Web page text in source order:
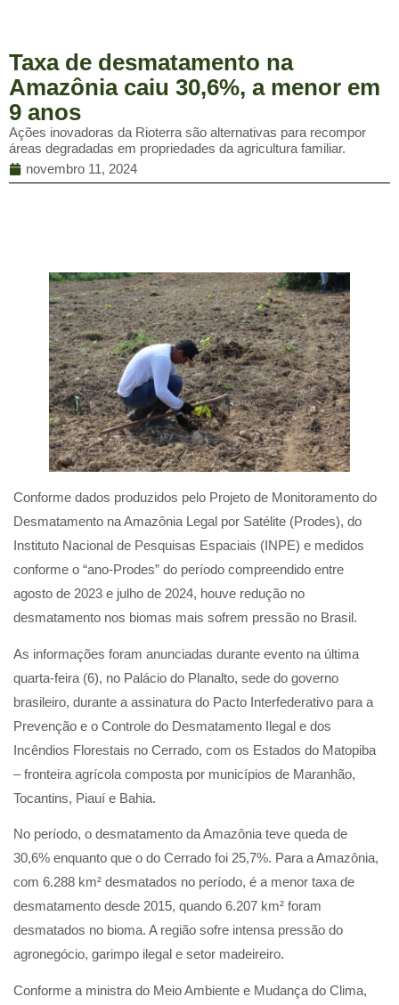
Taxa de desmatamento na
Amazônia caiu 30,6%, a menor em
9 anos
Ações inovadoras da Rioterra são alternativas para recompor
áreas degradadas em propriedades da agricultura familiar.
novembro 11, 2024
Conforme dados produzidos pelo Projeto de Monitoramento do
Desmatamento na Amazônia Legal por Satélite (Prodes), do
Instituto Nacional de Pesquisas Espaciais (INPE) e medidos
conforme o “ano-Prodes” do período compreendido entre
agosto de 2023 e julho de 2024, houve redução no
desmatamento nos biomas mais sofrem pressão no Brasil.
As informações foram anunciadas durante evento na última
quarta-feira (6), no Palácio do Planalto, sede do governo
brasileiro, durante a assinatura do Pacto Interfederativo para a
Prevenção e o Controle do Desmatamento Ilegal e dos
Incêndios Florestais no Cerrado, com os Estados do Matopiba
‒ fronteira agrícola composta por municípios de Maranhão,
Tocantins, Piauí e Bahia.
No período, o desmatamento da Amazônia teve queda de
30,6% enquanto que o do Cerrado foi 25,7%. Para a Amazônia,
com 6.288 km² desmatados no período, é a menor taxa de
desmatamento desde 2015, quando 6.207 km² foram
desmatados no bioma. A região sofre intensa pressão do
agronegócio, garimpo ilegal e setor madeireiro.
Conforme a ministra do Meio Ambiente e Mudança do Clima,